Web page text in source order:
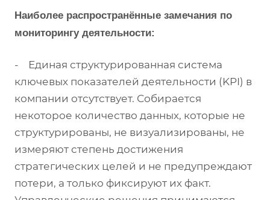
Наиболее распространённые замечания по
мониторингу деятельности:
- Единая структурированная система
ключевых показателей деятельности (KPI) в
компании отсутствует. Собирается
некоторое количество данных, которые не
структурированы, не визуализированы, не
измеряют степень достижения
стратегических целей и не предупреждают
потери, а только фиксируют их факт.